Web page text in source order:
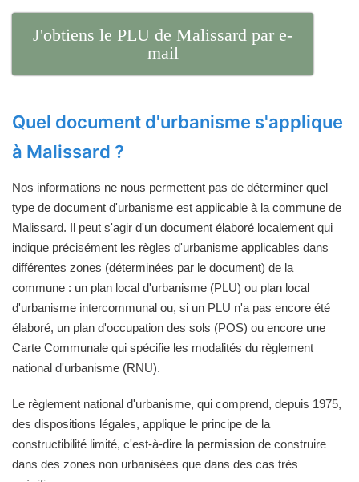
J'obtiens le PLU de Malissard par e-
mail
Quel document d'urbanisme s'applique
à Malissard ?
Nos informations ne nous permettent pas de déterminer quel
type de document d'urbanisme est applicable à la commune de
Malissard. Il peut s'agir d'un document élaboré localement qui
indique précisément les règles d'urbanisme applicables dans
différentes zones (déterminées par le document) de la
commune : un plan local d'urbanisme (PLU) ou plan local
d'urbanisme intercommunal ou, si un PLU n'a pas encore été
élaboré, un plan d'occupation des sols (POS) ou encore une
Carte Communale qui spécifie les modalités du règlement
national d'urbanisme (RNU).
Le règlement national d'urbanisme, qui comprend, depuis 1975,
des dispositions légales, applique le principe de la
constructibilité limité, c'est-à-dire la permission de construire
dans des zones non urbanisées que dans des cas très